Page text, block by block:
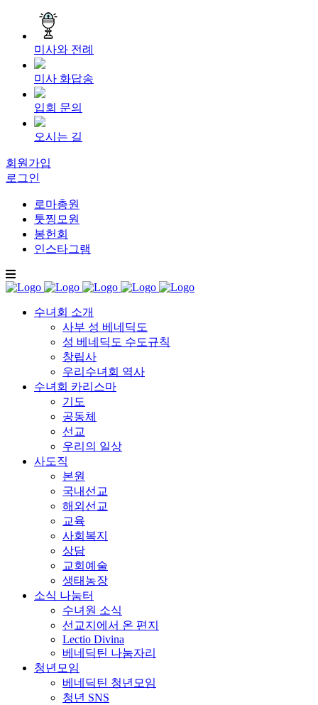
미사와 전례
미사 화답송
입회 문의
오시는 길
회원가입
로그인
로마총원
툿찡모원
봉헌회
인스타그램
수녀회 소개
사부 성 베네딕도
성 베네딕도 수도규칙
창립사
우리수녀회 역사
수녀회 카리스마
기도
공동체
선교
우리의 일상
사도직
본원
국내선교
해외선교
교육
사회복지
상담
교회예술
생태농장
소식 나눔터
수녀원 소식
선교지에서 온 편지
Lectio Divina
베네딕틴 나눔자리
청년모임
베네딕틴 청년모임
청년 SNS